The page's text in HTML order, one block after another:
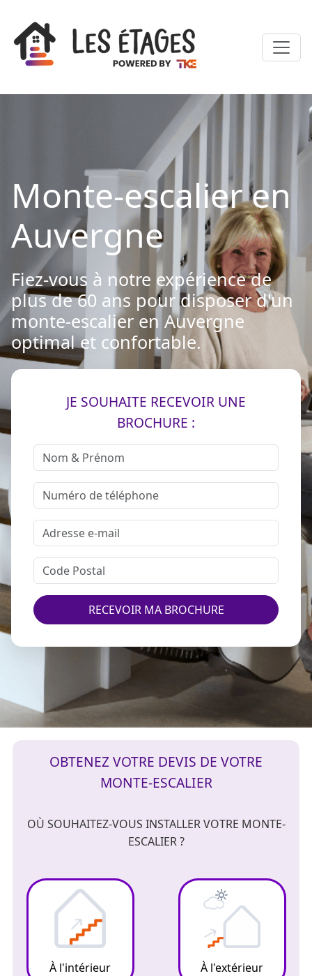
Monte-escalier en
Auvergne
Fiez-vous à notre expérience de
plus de 60 ans pour disposer d'un
monte-escalier en Auvergne
optimal et confortable.
JE SOUHAITE RECEVOIR UNE
BROCHURE :
RECEVOIR MA BROCHURE
OBTENEZ VOTRE DEVIS DE VOTRE
MONTE-ESCALIER
OÙ SOUHAITEZ-VOUS INSTALLER VOTRE MONTE-
ESCALIER ?
À l'intérieur À l'extérieur